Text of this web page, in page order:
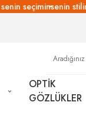
seçiminsenin stilin
OPTİK
GÖZLÜKLER